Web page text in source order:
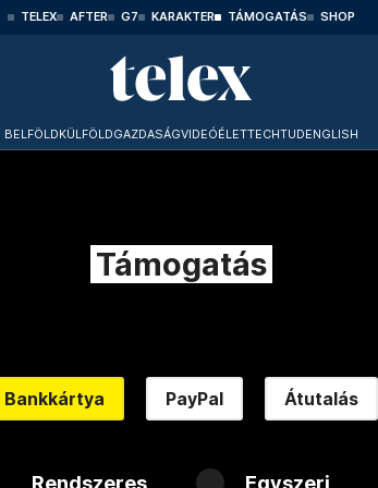
TELEX AFTER G7 KARAKTER TÁMOGATÁS SHOP
BELFÖLDKÜLFÖLDGAZDASÁGVIDEÓÉLETTECHTUDENGLISH
Támogatás
Bankkártya PayPal Átutalás
Rendszeres Egyszeri